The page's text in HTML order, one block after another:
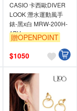
CASIO 卡西歐DIVER
LOOK 潛水運動風手
錶-黑x白 MRW-200H-
1BV
贈OPENPOINT
$1050